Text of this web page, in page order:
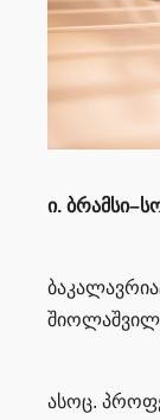
ი. ბრამსი–
ასოც.